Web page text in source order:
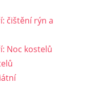
čištění rýn a
Noc kostelů